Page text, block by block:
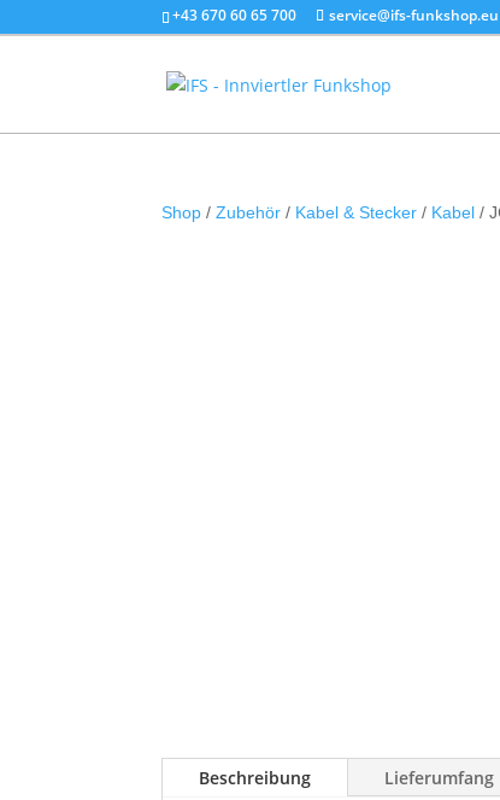
+43 670 60 65 700 service@ifs-funkshop.eu
Shop /Zubehör / Kabel & Stecker / Kabel /
Beschreibung Lieferumfang